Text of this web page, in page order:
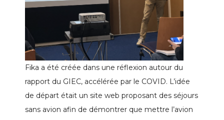
Fika a été créée dans une réflexion autour du
rapport du GIEC, accélérée par le COVID. L’idée
de départ était un site web proposant des séjours
sans avion afin de démontrer que mettre l’avion